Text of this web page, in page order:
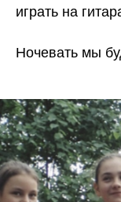
играть на
Ночевать мы